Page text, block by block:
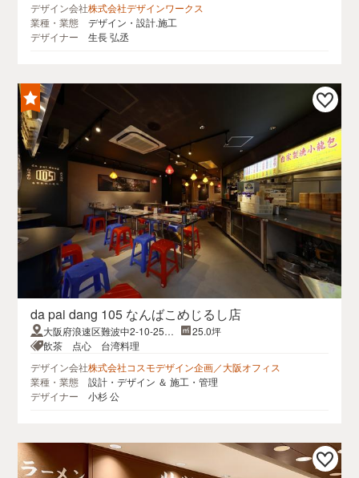
デザイン会社株式会社デザインワークス
業種・業態
デザイン・設計.施工
デザイナー
生長 弘丞
da pai dang 105 なんばこめじるし店
大阪府浪速区難波中2-10-25な
んばCITY なんばこめじるし1F
25.0坪
飲茶 点心 台湾料理
デザイン会社株式会社コスモデザイン企画／大阪オフィス
業種・業態
設計・デザイン ＆ 施工・管理
デザイナー
小杉 公